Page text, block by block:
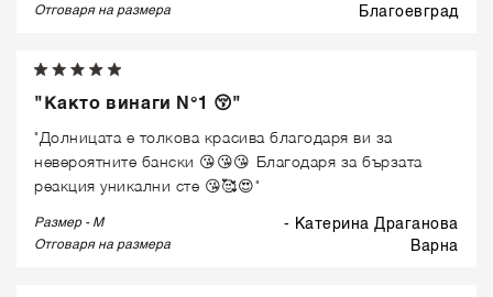
Отговаря на размера благоевград
"Както винаги N°1 😚"
"Долницата е толкова красива благодаря ви за
невероятните бански 😘😘😘 Благодаря за бързата
реакция уникални сте 😘🥰😍"
Размер - M - Катерина Драганова
Отговаря на размера варна